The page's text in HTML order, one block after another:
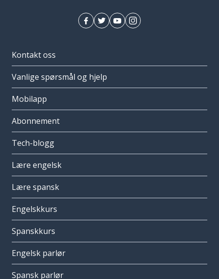
Kontakt oss
Vanlige spørsmål og hjelp
Mobilapp
Abonnement
Tech-blogg
Lære engelsk
Lære spansk
Engelskkurs
Spanskkurs
Engelsk parlør
Spansk parlør